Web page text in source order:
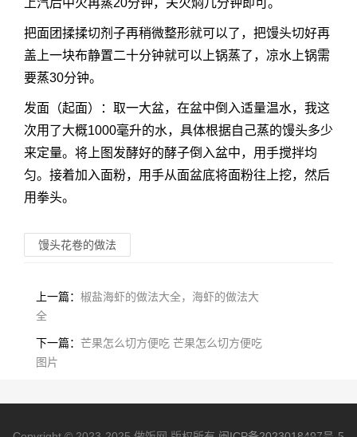
上汽后中火再蒸20分钟，关火焖几分钟即可。
把面团揉揉切剂子再稍微整形就可以了，把馒头切好再
盖上一块布静置二十分钟就可以上锅蒸了，凉水上锅需
要蒸30分钟。
发面（起面）：取一大盆，在盆中倒入适量温水，我这
次用了大概1000毫升的水，具体根据自己蒸的馒头多少
来定量。将上图发酵好的酵子倒入盆中，用手搅拌均
匀。接着加入面粉，用手从面盆底将面粉往上挖，然后
用拳头。
馒头花卷的做法
上一篇： 椒盐海虾的做法大全，海虾的做法大
全
下一篇： 芒果怎么切方便吃 芒果怎么切方便吃
图片